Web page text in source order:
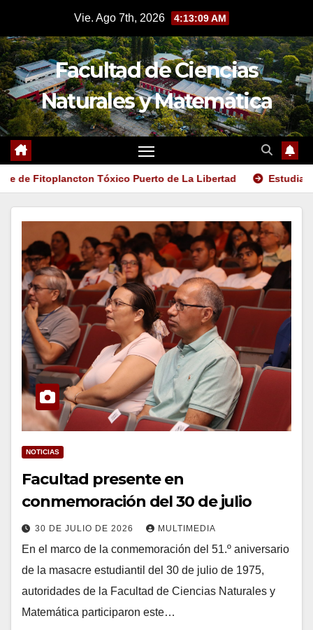
contenido
Vie. Ago 7th, 2026 4:13:11 AM
Facultad de Ciencias
Naturales y Matemática
Tóxico Puerto de La Libertad Estudiantes desarrollan
NOTICIAS
Facultad presente en
conmemoración del 30 de julio
30 DE JULIO DE 2026 MULTIMEDIA
En el marco de la conmemoración del 51.º aniversario
de la masacre estudiantil del 30 de julio de 1975,
autoridades de la Facultad de Ciencias Naturales y
Matemática participaron este…